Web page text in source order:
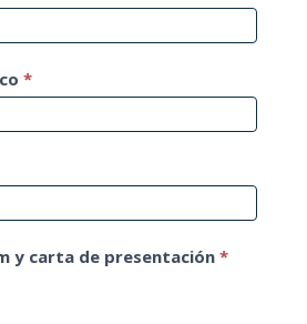
*
y carta de presentación *